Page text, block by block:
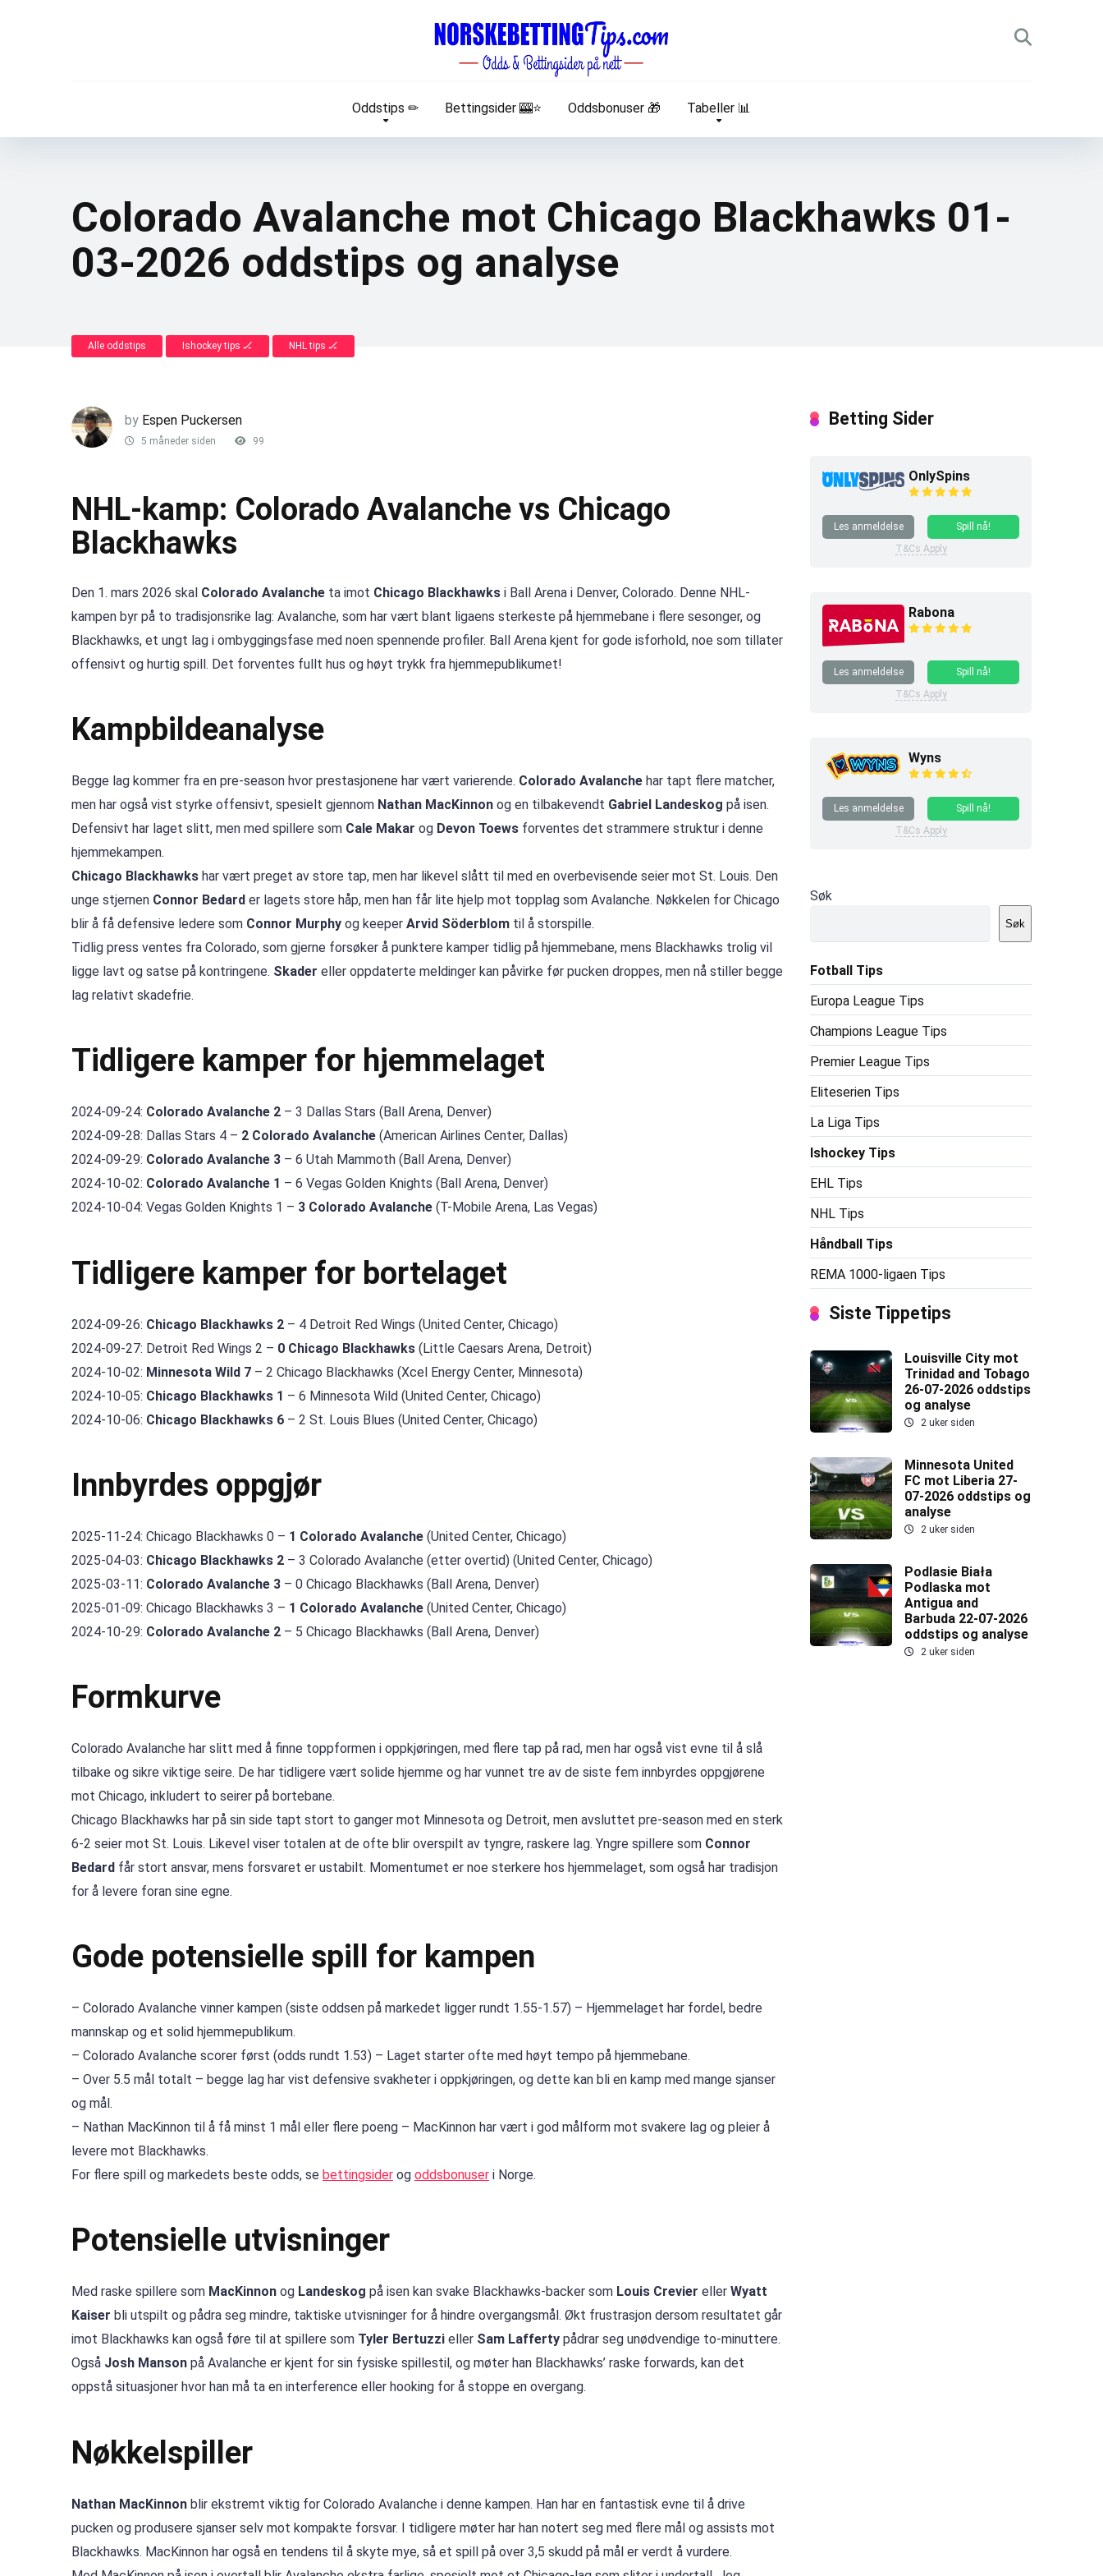
Oddstips ✏ Bettingsider 🎰⭐ Oddsbonuser 🎁 Tabeller 📊
Colorado Avalanche mot Chicago Blackhawks 01-
03-2026 oddstips og analyse
Alle oddstips Ishockey tips 🏒 NHL tips 🏒
by Espen Puckersen
5 måneder siden 99
NHL-kamp: Colorado Avalanche vs Chicago
Blackhawks
Den 1. mars 2026 skal Colorado Avalanche ta imot Chicago Blackhawks i Ball Arena i Denver, Colorado. Denne NHL-
kampen byr på to tradisjonsrike lag: Avalanche, som har vært blant ligaens sterkeste på hjemmebane i flere sesonger, og
Blackhawks, et ungt lag i ombyggingsfase med noen spennende profiler. Ball Arena kjent for gode isforhold, noe som tillater
offensivt og hurtig spill. Det forventes fullt hus og høyt trykk fra hjemmepublikumet!
Kampbildeanalyse
Begge lag kommer fra en pre-season hvor prestasjonene har vært varierende. Colorado Avalanche har tapt flere matcher,
men har også vist styrke offensivt, spesielt gjennom Nathan MacKinnon og en tilbakevendt Gabriel Landeskog på isen.
Defensivt har laget slitt, men med spillere som Cale Makar og Devon Toews forventes det strammere struktur i denne
hjemmekampen.
Chicago Blackhawks har vært preget av store tap, men har likevel slått til med en overbevisende seier mot St. Louis. Den
unge stjernen Connor Bedard er lagets store håp, men han får lite hjelp mot topplag som Avalanche. Nøkkelen for Chicago
blir å få defensive ledere som Connor Murphy og keeper Arvid Söderblom til å storspille.
Tidlig press ventes fra Colorado, som gjerne forsøker å punktere kamper tidlig på hjemmebane, mens Blackhawks trolig vil
ligge lavt og satse på kontringene. Skader eller oppdaterte meldinger kan påvirke før pucken droppes, men nå stiller begge
lag relativt skadefrie.
Tidligere kamper for hjemmelaget
2024-09-24: Colorado Avalanche 2 – 3 Dallas Stars (Ball Arena, Denver)
2024-09-28: Dallas Stars 4 – 2 Colorado Avalanche (American Airlines Center, Dallas)
2024-09-29: Colorado Avalanche 3 – 6 Utah Mammoth (Ball Arena, Denver)
2024-10-02: Colorado Avalanche 1 – 6 Vegas Golden Knights (Ball Arena, Denver)
2024-10-04: Vegas Golden Knights 1 – 3 Colorado Avalanche (T-Mobile Arena, Las Vegas)
Tidligere kamper for bortelaget
2024-09-26: Chicago Blackhawks 2 – 4 Detroit Red Wings (United Center, Chicago)
2024-09-27: Detroit Red Wings 2 – 0 Chicago Blackhawks (Little Caesars Arena, Detroit)
2024-10-02: Minnesota Wild 7 – 2 Chicago Blackhawks (Xcel Energy Center, Minnesota)
2024-10-05: Chicago Blackhawks 1 – 6 Minnesota Wild (United Center, Chicago)
2024-10-06: Chicago Blackhawks 6 – 2 St. Louis Blues (United Center, Chicago)
Innbyrdes oppgjør
2025-11-24: Chicago Blackhawks 0 – 1 Colorado Avalanche (United Center, Chicago)
2025-04-03: Chicago Blackhawks 2 – 3 Colorado Avalanche (etter overtid) (United Center, Chicago)
2025-03-11: Colorado Avalanche 3 – 0 Chicago Blackhawks (Ball Arena, Denver)
2025-01-09: Chicago Blackhawks 3 – 1 Colorado Avalanche (United Center, Chicago)
2024-10-29: Colorado Avalanche 2 – 5 Chicago Blackhawks (Ball Arena, Denver)
Formkurve
Colorado Avalanche har slitt med å finne toppformen i oppkjøringen, med flere tap på rad, men har også vist evne til å slå
tilbake og sikre viktige seire. De har tidligere vært solide hjemme og har vunnet tre av de siste fem innbyrdes oppgjørene
mot Chicago, inkludert to seirer på bortebane.
Chicago Blackhawks har på sin side tapt stort to ganger mot Minnesota og Detroit, men avsluttet pre-season med en sterk
6-2 seier mot St. Louis. Likevel viser totalen at de ofte blir overspilt av tyngre, raskere lag. Yngre spillere som Connor
Bedard får stort ansvar, mens forsvaret er ustabilt. Momentumet er noe sterkere hos hjemmelaget, som også har tradisjon
for å levere foran sine egne.
Gode potensielle spill for kampen
– Colorado Avalanche vinner kampen (siste oddsen på markedet ligger rundt 1.55-1.57) – Hjemmelaget har fordel, bedre
mannskap og et solid hjemmepublikum.
– Colorado Avalanche scorer først (odds rundt 1.53) – Laget starter ofte med høyt tempo på hjemmebane.
– Over 5.5 mål totalt – begge lag har vist defensive svakheter i oppkjøringen, og dette kan bli en kamp med mange sjanser
og mål.
– Nathan MacKinnon til å få minst 1 mål eller flere poeng – MacKinnon har vært i god målform mot svakere lag og pleier å
levere mot Blackhawks.
For flere spill og markedets beste odds, se bettingsider og oddsbonuser i Norge.
Potensielle utvisninger
Med raske spillere som MacKinnon og Landeskog på isen kan svake Blackhawks-backer som Louis Crevier eller Wyatt
Kaiser bli utspilt og pådra seg mindre, taktiske utvisninger for å hindre overgangsmål. Økt frustrasjon dersom resultatet går
imot Blackhawks kan også føre til at spillere som Tyler Bertuzzi eller Sam Lafferty pådrar seg unødvendige to-minuttere.
Også Josh Manson på Avalanche er kjent for sin fysiske spillestil, og møter han Blackhawks’ raske forwards, kan det
oppstå situasjoner hvor han må ta en interference eller hooking for å stoppe en overgang.
Nøkkelspiller
Nathan MacKinnon blir ekstremt viktig for Colorado Avalanche i denne kampen. Han har en fantastisk evne til å drive
pucken og produsere sjanser selv mot kompakte forsvar. I tidligere møter har han notert seg med flere mål og assists mot
Blackhawks. MacKinnon har også en tendens til å skyte mye, så et spill på over 3,5 skudd på mål er verdt å vurdere.
Betting Sider
OnlySpins
Les anmeldelse
Spill nå!
T&Cs Apply
Rabona
Les anmeldelse
Spill nå!
T&Cs Apply
Wyns
Les anmeldelse
Spill nå!
T&Cs Apply
Søk
Søk
Fotball Tips
Europa League Tips
Champions League Tips
Premier League Tips
Eliteserien Tips
La Liga Tips
Ishockey Tips
EHL Tips
NHL Tips
Håndball Tips
REMA 1000-ligaen Tips
Siste Tippetips
Louisville City mot
Trinidad and Tobago
26-07-2026 oddstips
og analyse
2 uker siden
Minnesota United
FC mot Liberia 27-
07-2026 oddstips og
analyse
2 uker siden
Podlasie Biała
Podlaska mot
Antigua and
Barbuda 22-07-2026
oddstips og analyse
2 uker siden